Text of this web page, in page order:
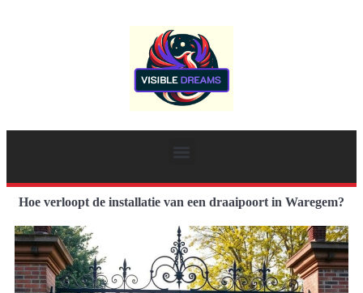
Hoe verloopt de installatie van een draaipoort in Waregem?